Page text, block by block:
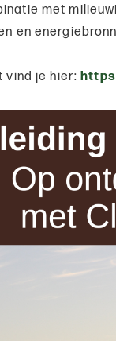
met
en
vind je hier: